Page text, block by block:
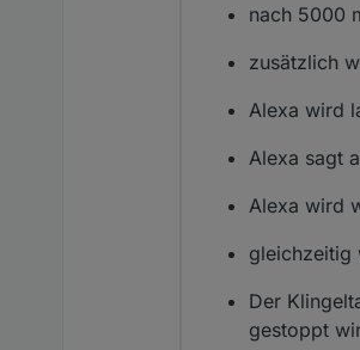
nach 5000
zusätzlich
Alexa wird
Alexa sagt
Alexa wird
gleichzeitig
Der
gestoppt